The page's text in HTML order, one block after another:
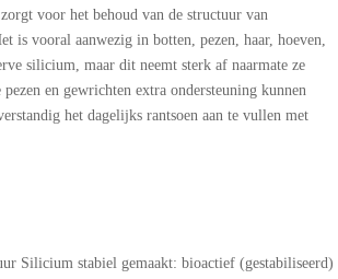
voor het behoud van de structuur van
is vooral aanwezig in botten, pezen, haar, hoeven,
silicium, maar dit neemt sterk af naarmate ze
en gewrichten extra ondersteuning kunnen
het dagelijks rantsoen aan te vullen met
Silicium stabiel gemaakt: bioactief (gestabiliseerd)